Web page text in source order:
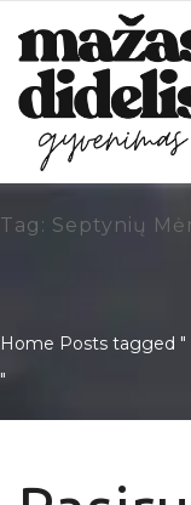
Tag: Septynių
Home Posts tagged "
"